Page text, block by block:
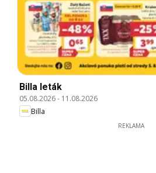
Billa leták
05.08.2026- 11.08.2026
Billa
REKLAMA